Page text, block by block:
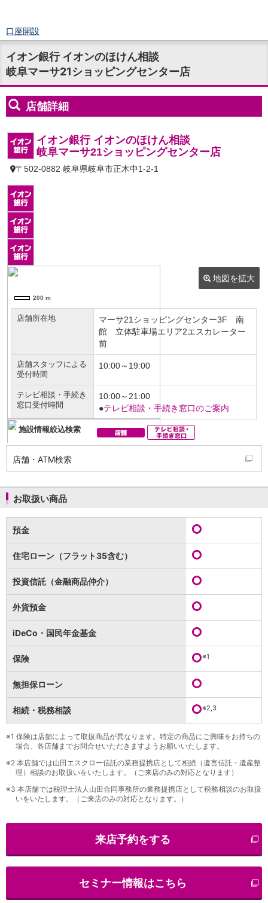
口座開設
ログイン
チャット
メニュー
商品・サービス
預金
円預金TOP
定期預金
積立式定期預金
外貨預金 TOP
外貨定期預金
外貨普通預金積立
資産運用
投資信託
証券口座開設
投信つみたて
NISA
金銭信託のしくみ
取扱商品一覧
iDeCo・国民年金基金
iDeCo（個人型確定拠出年金）
ロボアドバイザークラウドファンディング
WealthNavi for イオン銀行（ロボアドバイザー）
funds
まいクラウドファンディング
ローン
住宅ローン
新規お借入れの方
お借換えの方
フラット35
リ・バース60
カードローン
目的別ローンマイページ
保険
保険TOP
医療保険
就業不能保険
海外旅行保険
国内旅行傷害保険
スマホ保険
傷害保険
介護保険
カード
クレジットカード
デビットカード
インターネットバンキング
アプリ
イオン銀行アプリTOP
通帳アプリ
イオン銀行PayB
イオングループアプリ
支払・入金TOP
AEON Pay
自動入金サービス
イオン銀行 イオンのほけん相談
岐阜マーサ21ショッピングセンター店
店舗・ATM検索
お取扱い商品
預金
住宅ローン（フラット35含む）
投資信託（金融商品仲介）
外貨預金
iDeCo・国民年金基金
保険 ※1
無担保ローン
相続・税務相談 ※2,3
※1 保険は店舗によって取扱商品が異なります。特定の商品にご興味をお持ちの
場合、各店舗までお問合せいただきますようお願いいたします。
※2 本店舗では山田エスクロー信託の業務提携店として相続（遺言信託・遺産整
理）相談のお取扱いをいたします。（ご来店のみの対応となります）
※3 本店舗では税理士法人山田合同事務所の業務提携店として税務相談のお取扱
いをいたします。（ご来店のみの対応となります。）
来店予約をする
セミナー情報はこちら